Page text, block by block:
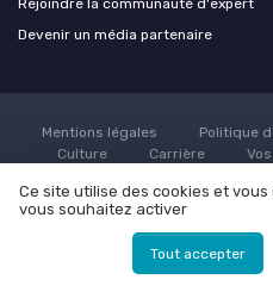
Rejoindre la communauté d'expert
Devenir un média partenaire
Mentions légales Politique
Culture
Carrière
marketing
Rejoindre la
© Lexical
Ce site utilise des cookies et
vous souhaitez activer
Tout accepter